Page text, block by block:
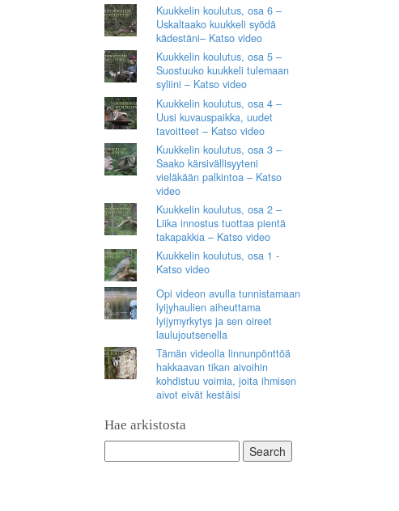
Kuukkelin koulutus, osa 6 –
Uskaltaako kuukkeli syödä
kädestäni– Katso video
Kuukkelin koulutus, osa 5 –
Suostuuko kuukkeli tulemaan
syliini – Katso video
Kuukkelin koulutus, osa 4 –
Uusi kuvauspaikka, uudet
tavoitteet – Katso video
Kuukkelin koulutus, osa 3 –
Saako kärsivällisyyteni
vieläkään palkintoa – Katso
video
Kuukkelin koulutus, osa 2 –
Liika innostus tuottaa pientä
takapakkia – Katso video
Kuukkelin koulutus, osa 1 -
Katso video
Opi videon avulla tunnistamaan
lyijyhaulien aiheuttama
lyijymyrkytys ja sen oireet
laulujoutsenella
Tämän videolla linnunpönttöä
hakkaavan tikan aivoihin
kohdistuu voimia, joita ihmisen
aivot eivät kestäisi
Hae arkistosta
for: